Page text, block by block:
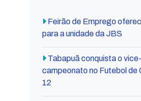
Feirão de Emprego
para a unidade da JBS
Tabapuã conquista o vice-
campeonato no Futebol de
12